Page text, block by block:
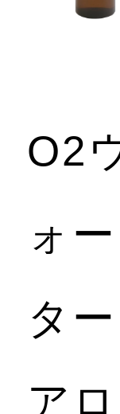
O2
ォー
ター
アロ